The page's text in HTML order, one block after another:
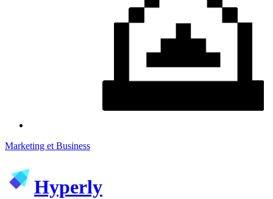
Marketing et Business
Hyperly